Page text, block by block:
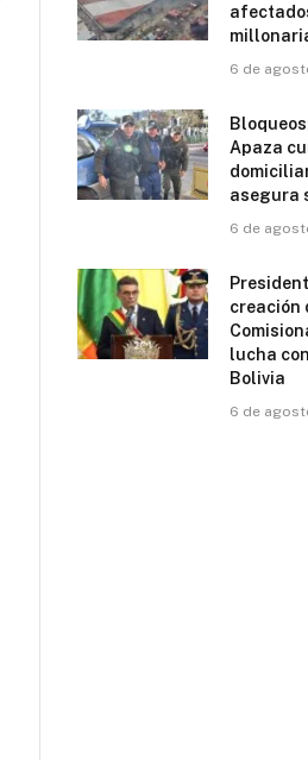
6 de
Apaza
asegura
6 de
creación
lucha
Bolivia
6 de